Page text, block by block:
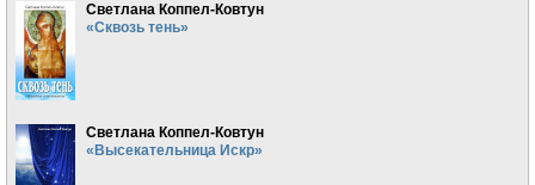
Светлана Коппел-Ковтун
«Сквозь тень»
Светлана Коппел-Ковтун
«Высекательница Искр»